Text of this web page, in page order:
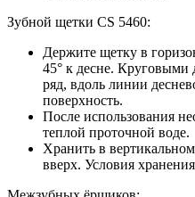
Зубной щетки CS 5460:
Держите щетку в
45° к десне.
ряд, вдоль линии
поверхность.
После использования
теплой проточной воде.
Хранить в
вверх. Условия